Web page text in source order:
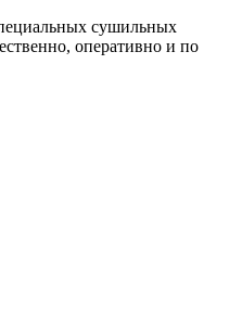
сушильных
оперативно и по